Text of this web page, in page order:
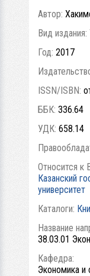
Автор:
Вид издания:
Год: 2017
ISSN/ISBN:
ББК: 336.64
УДК: 658.14
Относится к
Казанский
университет
Каталоги:
Название
38.03.01
Кафедра:
Экономика и